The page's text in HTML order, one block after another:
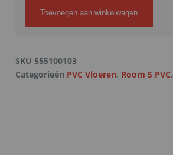
Toevoegen aan winkelwagen
SKU 555100103
Categorieën PVC Vloeren, Room 5 PVC,